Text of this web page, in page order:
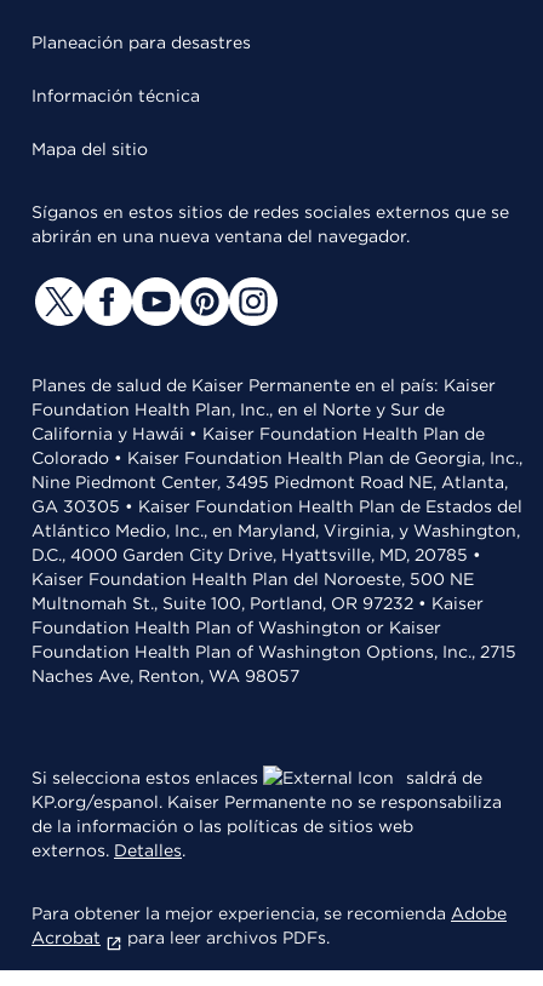
Planeación para desastres
Información técnica
Mapa del sitio
Síganos en estos sitios de redes sociales externos que se
abrirán en una nueva ventana del navegador.
Planes de salud de Kaiser Permanente en el país: Kaiser
Foundation Health Plan, Inc., en el Norte y Sur de
California y Hawái • Kaiser Foundation Health Plan de
Colorado • Kaiser Foundation Health Plan de Georgia, Inc.,
Nine Piedmont Center, 3495 Piedmont Road NE, Atlanta,
GA 30305 • Kaiser Foundation Health Plan de Estados del
Atlántico Medio, Inc., en Maryland, Virginia, y Washington,
D.C., 4000 Garden City Drive, Hyattsville, MD, 20785 •
Kaiser Foundation Health Plan del Noroeste, 500 NE
Multnomah St., Suite 100, Portland, OR 97232 • Kaiser
Foundation Health Plan of Washington or Kaiser
Foundation Health Plan of Washington Options, Inc., 2715
Naches Ave, Renton, WA 98057
Si selecciona estos enlaces
saldrá de
KP.org/espanol. Kaiser Permanente no se responsabiliza
de la información o las políticas de sitios web
externos. Detalles.
Para obtener la mejor experiencia, se recomienda Adobe
Acrobat
para leer archivos PDFs.